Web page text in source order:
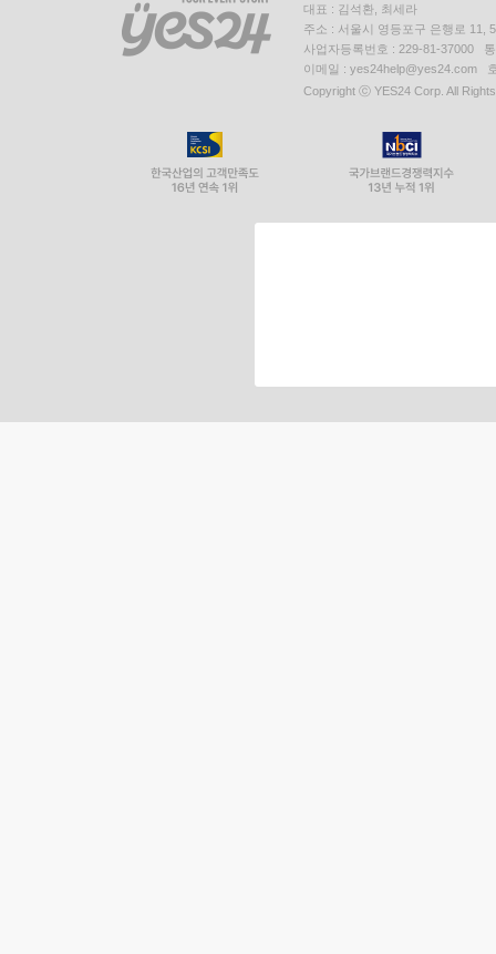
대표 : 김석환, 최세라
주소 : 서울시 영등포구 은행로 11,
사업자등록번호 : 229-81-37000
이메일 : yes24help@yes24.com
Copyright ⓒ YES24 Corp. All